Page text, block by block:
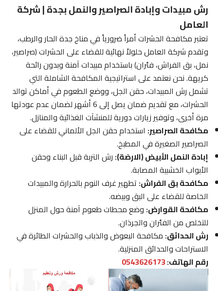
رش مبيدات وإبادة الصراصير والنمل بجدة | شركة
العامل
تعتبر مكافحة الحشرات أمراً ضرورياً في مناخ جدة الحار والرطب،
وتقدم شركة العامل حلولاً نهائية للقضاء على الحشرات (صراصير،
نمل، بق الفراش، فئران) باستخدام مبيدات آمنة وبدون رائحة
كريهة. نحن نعتمد على استراتيجية المكافحة الشاملة التي
تشمل رش المبيدات، حقن الجل، ووضع الطعوم في أماكن توالد
الحشرات، مع تقديم ضمان يصل إلى 6 أشهر لضمان عدم عودتها
مرة أخرى، وتوفير زيارات دورية للمنشآت الغذائية والمنازل.
مكافحة الصراصير:استخدام حقن الجل الألماني للقضاء على
الصراصير الصغيرة في المطبخ.
إبادة النمل الأبيض (الارضة):رش التربة قبل البناء وحقن
الأبواب الخشبية المصابة.
مكافحة بق الفراش:تطهير غرف النوم بالحرارة والمبيدات
الخاصة للقضاء على البق وبيضه.
مكافحة القوارض:وضع محطات طعوم آمنة حول المنزل
للتخلص من الفئران والجرذان.
رش الحدائق:مكافحة البعوض والذباب والحشرات الطائرة في
الاستراحات والحدائق المنزلية.
رقم الهاتف:0543626173